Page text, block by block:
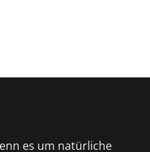
es um natürliche